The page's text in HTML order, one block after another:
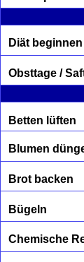
Diät beginnen
Obsttage /
Betten lüften
Blumen
Brot backen
Bügeln
Chemische